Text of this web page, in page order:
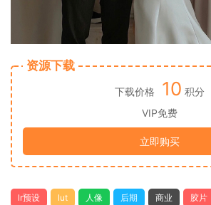
资源下载
下载价格 10 积分
VIP免费
立即购买
lr预设 lut 人像 后期 商业 胶片